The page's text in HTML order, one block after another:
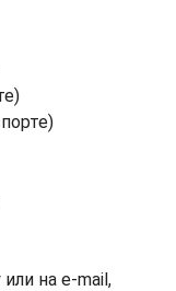
на e-mail,